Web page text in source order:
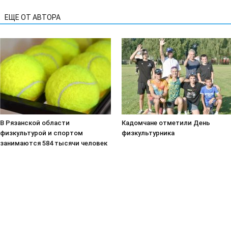
ЕЩЕ ОТ АВТОРА
В Рязанской области
физкультурой и спортом
занимаются 584 тысячи человек
Кадомчане отметили День
физкультурника